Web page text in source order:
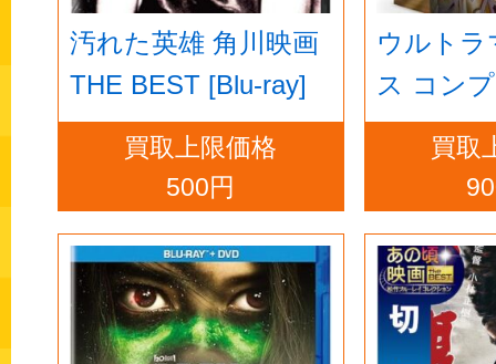
汚れた英雄 角川映画
THE BEST [Blu-ray]
買取上限価格
500円
ウルトラ
ス コン
ルーレイ
買取